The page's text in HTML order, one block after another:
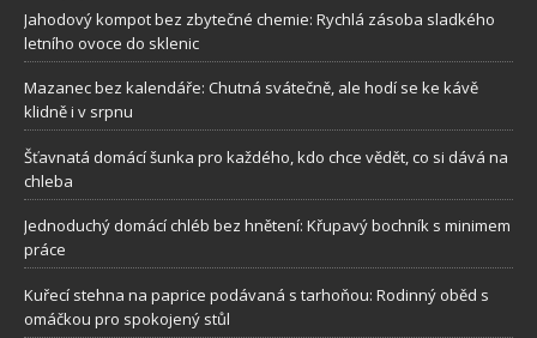
Jahodový kompot bez zbytečné chemie: Rychlá zásoba sladkého
letního ovoce do sklenic
Mazanec bez kalendáře: Chutná svátečně, ale hodí se ke kávě
klidně i v srpnu
Šťavnatá domácí šunka pro každého, kdo chce vědět, co si dává na
chleba
Jednoduchý domácí chléb bez hnětení: Křupavý bochník s minimem
práce
Kuřecí stehna na paprice podávaná s tarhoňou: Rodinný oběd s
omáčkou pro spokojený stůl